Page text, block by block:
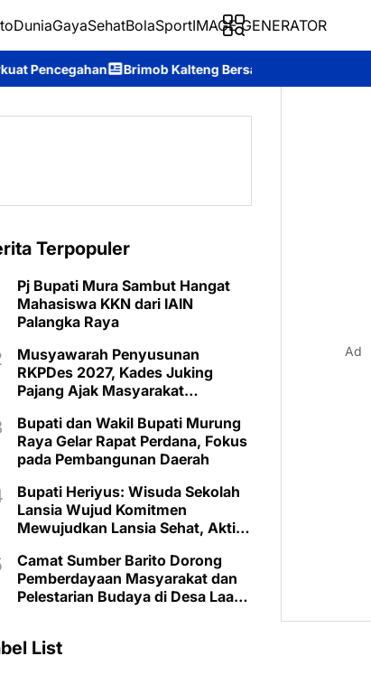
DuniaGayaSehatBolaSportIMAGE GENERATOR
Brimob Kalteng Bersama Tim Gabungan Bergerak Cepat
Terpopuler
Pj Bupati Mura Sambut Hangat
Mahasiswa KKN dari IAIN
Palangka Raya
Musyawarah Penyusunan
RKPDes 2027, Kades Juking
Pajang Ajak Masyarakat
Kebutuhan
Bupati dan Wakil Bupati Murung
Raya Gelar Rapat Perdana, Fokus
pada Pembangunan Daerah
Bupati Heriyus: Wisuda Sekolah
Lansia Wujud Komitmen
Mewujudkan Lansia Sehat, Aktif,
Camat Sumber Barito Dorong
Pemberdayaan Masyarakat dan
Pelestarian Budaya di Desa Laas
List
Ad